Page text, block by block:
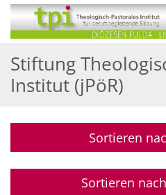
Zum Inhalt springen
Stiftung
Institut (jPöR)
Sortieren
Sortieren